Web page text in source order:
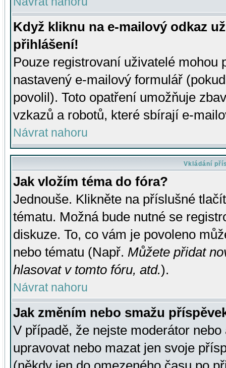
Když kliknu na e-mailový odkaz
přihlášení!
Pouze registrovaní uživatelé mohou
nastavený e-mailový formulář
povolil). Toto opatření umožňuje
vzkazů a robotů, které sbírají e-
Návrat nahoru
Vkládání
Jak vložím téma do fóra?
Jednouše. Klikněte na příslušné
tématu. Možná bude nutné se
diskuze. To, co vám je povoleno
nebo tématu (Např. Můžete přidat
hlasovat v tomto fóru, atd.).
Návrat nahoru
Jak změním nebo smažu
V případě, že nejste moderátor
upravovat nebo mazat jen svoje